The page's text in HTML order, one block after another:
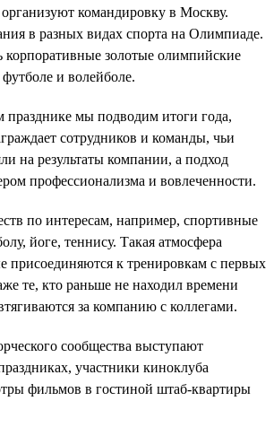
командировку в Москву.
в разных видах спорта на Олимпиаде.
корпоративные золотые олимпийские
и волейболе.
мы подводим итоги года,
сотрудников и команды, чьи
на результаты компании, а подход
профессионализма и вовлеченности.
по интересам, например, спортивные
йоге, теннису. Такая атмосфера
присоединяются к тренировкам с первых
те, кто раньше не находил времени
за компанию с коллегами.
сообщества выступают
участники киноклуба
фильмов в гостиной штаб-квартиры